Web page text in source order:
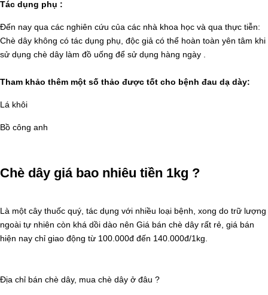
Tác dụng phụ :
Đến nay qua các nghiên cứu của các nhà khoa học và qua thực tiễn:
Chè dây không có tác dụng phụ, độc giả có thể hoàn toàn yên tâm khi
sử dụng chè dây làm đồ uống để sử dụng hàng ngày .
Tham khảo thêm một số thảo được tốt cho bệnh đau dạ dày:
Lá khôi
Bồ công anh
Chè dây giá bao nhiêu tiền 1kg ?
Là một cây thuốc quý, tác dụng với nhiều loại bệnh, xong do trữ lượng
ngoài tự nhiên còn khá dồi dào nên Giá bán chè dây rất rẻ, giá bán
hiện nay chỉ giao động từ 100.000đ đến 140.000đ/1kg.
Địa chỉ bán chè dây, mua chè dây ở đâu ?